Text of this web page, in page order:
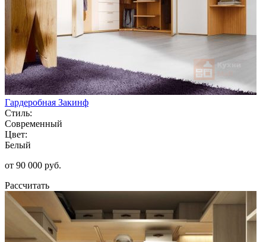
Гардеробная Закинф
Стиль:
Современный
Цвет:
Белый
от 90 000 руб.
Рассчитать